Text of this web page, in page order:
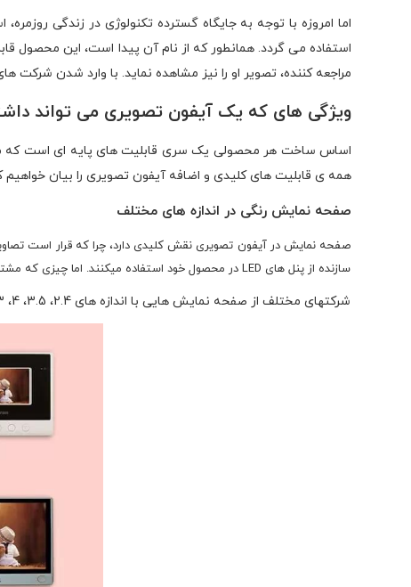
اما امروزه با توجه به جایگاه گسترده تکنولوژی در زندگی
استفاده می گردد. همانطور که از نام آن پیدا است، این محصول
مراجعه کننده، تصویر او را نیز مشاهده نماید. با وارد شدن
ویژگی های که یک آیفون تصویری می تواند
اساس ساخت هر محصولی یک سری قابلیت های پایه ای است که می
همه ی قابلیت های کلیدی و اضافه آیفون تصویری را بیان خواهیم
صفحه نمایش رنگی در اندازه های مختلف
صفحه نمایش در آیفون تصویری نقش کلیدی دارد، چرا که قرار است
سازنده از پنل های LED در محصول خود استفاده میکنند. اما چیزی که مشتریان بیشتر به آن اهمیت میدهند صفحه نمایش است که هر چه بزرگتر باشد، باعث زیباتر شدن و همچنین گرانتر شدن محصول خواهد شد.
شرکتهای مختلف از صفحه نمایش هایی با اندازه های 2.4، 3.5، 4، 4.3، 5، 7 و 10 اینچی استفاده میکنند که در این بین اندازه 4.3 و 7 اینچ مورد استقبال بیشتری قرار گرفته است.